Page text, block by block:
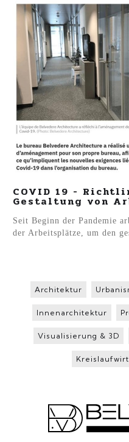
Architektur
Innenarchitektur
Visualisierung & 3D
COVID 19 -
Gestaltung von
Seit Beginn der Pandemie
der Arbeitsplätze, um den